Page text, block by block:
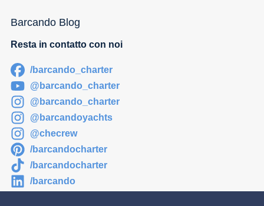
Barcando Blog
Resta in contatto con noi
/barcando_charter
@barcando_charter
@barcando_charter
@barcandoyachts
@checrew
/barcandocharter
/barcandocharter
/barcando